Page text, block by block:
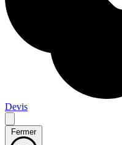
Devis
Fermer